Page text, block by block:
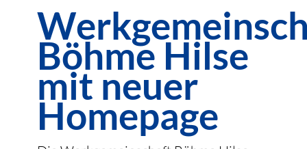
Hilse
neuerBöhme Hilse
mit neuer
Homepage